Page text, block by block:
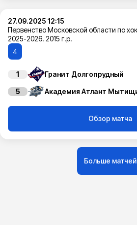
27.09.2025 12:15
Первенство Московской области по
2025-2026. 2015 г.р.
4
1 Гранит Долгопрудный
5 Академия Атлант
Обзор матча
Больше матчей